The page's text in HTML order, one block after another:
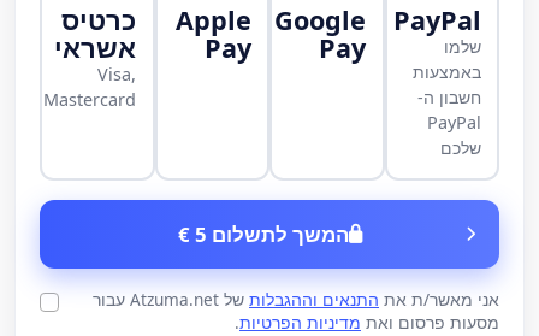
PayPal
שלמו
באמצעות
חשבון ה-
PayPal
שלכם
Google
Pay
Apple
Pay
כרטיס
אשראי
Visa,
Mastercard
המשך לתשלום 5 €
אני מאשר/ת את התנאים וההגבלות
של Atzuma.net עבור
מסעות פרסום ואת מדיניות הפרטיות.